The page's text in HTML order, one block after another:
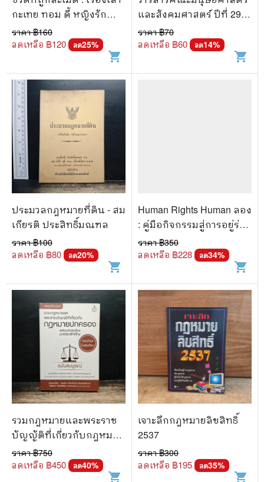
กะเทย ทอม ดี้ หญิงรัก
หญิง ชายรักชาย และกฏ
หมายสิทธิมนุษยชน
ราคา ฿160
ลดเหลือ ฿120 ลด25%
shopping_cart
และสังคมศาสตร์ ปีที่ 29
ฉบับที่ 1 ม.ค.-เม.ย.2555
มนุษยศาสตร์สังคมศาสตร์
ราคา ฿70
ลดเหลือ ฿60 ลด14%
shopping_cart
ประมวลกฎหมายที่ดิน - สม
เกียรติ ประสิทธิ์มณฑล
ราคา ฿100
ลดเหลือ ฿80 ลด20%
shopping_cart
Human Rights Human ลอง
: คู่มือกิจกรรมสู่การอยู่ร่วม
กันแบบเคารพสิทธิมนุษย
ชน
ราคา ฿350
ลดเหลือ ฿228 ลด34%
shopping_cart
รวมกฎหมายและพระราช
บัญญัติที่เกี่ยวกับกฎหมาย
ปกครอง ฉบับสมบูรณ์
ราคา ฿750
ลดเหลือ ฿450 ลด40%
shopping_cart
เจาะลึกกฎหมายลิขสิทธิ์
2537
ราคา ฿300
ลดเหลือ ฿195 ลด35%
shopping_cart